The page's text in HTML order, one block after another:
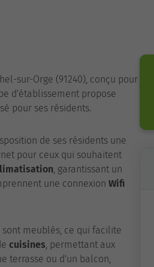
sur-Orge (91240), conçu pour
d'établissement propose
pour ses résidents.
de ses résidents une
pour ceux qui souhaitent
, garantissant un
une connexion Wifi
sont meublés, ce qui facilite
cuisines, permettant aux
terrasse ou d'un balcon,